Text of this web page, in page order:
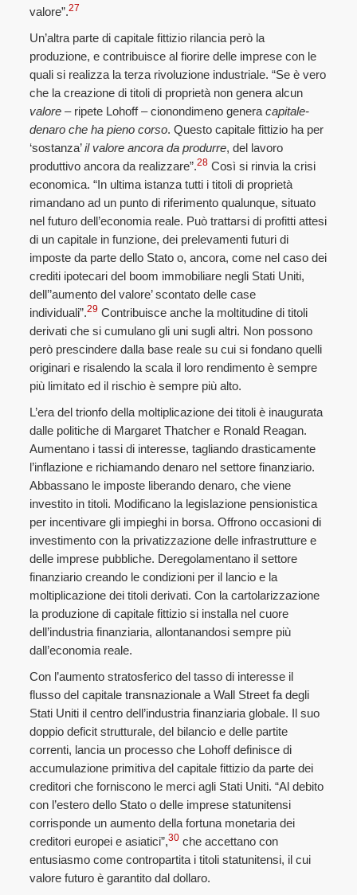
valore”.27
Un’altra parte di capitale fittizio rilancia però la
produzione, e contribuisce al fiorire delle imprese con le
quali si realizza la terza rivoluzione industriale. “Se è vero
che la creazione di titoli di proprietà non genera alcun
valore – ripete Lohoff – cionondimeno generacapitale-
denaro che ha pieno corso. Questo capitale fittizio ha per
‘sostanza’il valore ancora da produrre, del lavoro
produttivo ancora da realizzare”.28 Così si rinvia la crisi
economica. “In ultima istanza tutti i titoli di proprietà
rimandano ad un punto di riferimento qualunque, situato
nel futuro dell’economia reale. Può trattarsi di profitti attesi
di un capitale in funzione, dei prelevamenti futuri di
imposte da parte dello Stato o, ancora, come nel caso dei
crediti ipotecari del boom immobiliare negli Stati Uniti,
dell’’aumento del valore’ scontato delle case
individuali”.29 Contribuisce anche la moltitudine di titoli
derivati che si cumulano gli uni sugli altri. Non possono
però prescindere dalla base reale su cui si fondano quelli
originari e risalendo la scala il loro rendimento è sempre
più limitato ed il rischio è sempre più alto.
L’era del trionfo della moltiplicazione dei titoli è inaugurata
dalle politiche di Margaret Thatcher e Ronald Reagan.
Aumentano i tassi di interesse, tagliando drasticamente
l’inflazione e richiamando denaro nel settore finanziario.
Abbassano le imposte liberando denaro, che viene
investito in titoli. Modificano la legislazione pensionistica
per incentivare gli impieghi in borsa. Offrono occasioni di
investimento con la privatizzazione delle infrastrutture e
delle imprese pubbliche. Deregolamentano il settore
finanziario creando le condizioni per il lancio e la
moltiplicazione dei titoli derivati. Con la cartolarizzazione
la produzione di capitale fittizio si installa nel cuore
dell’industria finanziaria, allontanandosi sempre più
dall’economia reale.
Con l’aumento stratosferico del tasso di interesse il
flusso del capitale transnazionale a Wall Street fa degli
Stati Uniti il centro dell’industria finanziaria globale. Il suo
doppio deficit strutturale, del bilancio e delle partite
correnti, lancia un processo che Lohoff definisce di
accumulazione primitiva del capitale fittizio da parte dei
creditori che forniscono le merci agli Stati Uniti. “Al debito
con l’estero dello Stato o delle imprese statunitensi
corrisponde un aumento della fortuna monetaria dei
creditori europei e asiatici”,30 che accettano con
entusiasmo come contropartita i titoli statunitensi, il cui
valore futuro è garantito dal dollaro.